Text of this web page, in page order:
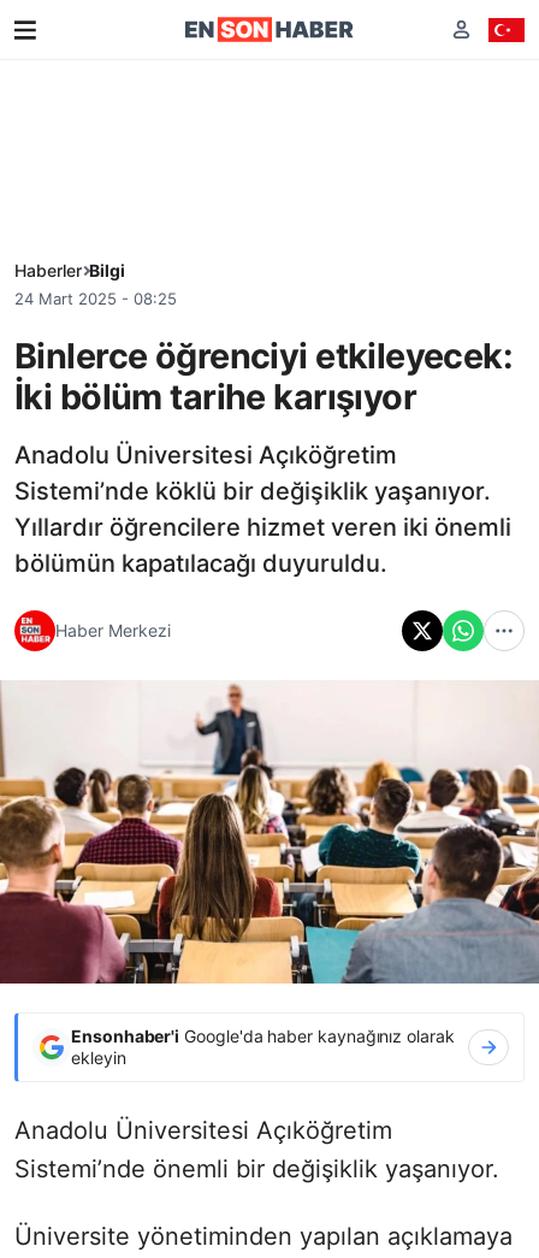
Haberler Bilgi
24 Mart 2025 - 08:25
Binlerce öğrenciyi etkileyecek:
İki bölüm tarihe karışıyor
Anadolu Üniversitesi Açıköğretim
Sistemi’nde köklü bir değişiklik yaşanıyor.
Yıllardır öğrencilere hizmet veren iki önemli
bölümün kapatılacağı duyuruldu.
Haber Merkezi
Ensonhaber'i Google'da haber kaynağınız olarak
ekleyin
Anadolu Üniversitesi Açıköğretim
Sistemi’nde önemli bir değişiklik yaşanıyor.
Üniversite yönetiminden yapılan açıklamaya